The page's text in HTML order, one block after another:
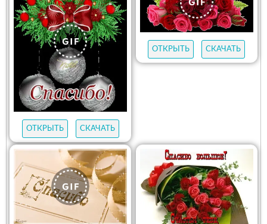
ОТКРЫТЬ СКАЧАТЬ
ОТКРЫТЬ СКАЧАТЬ